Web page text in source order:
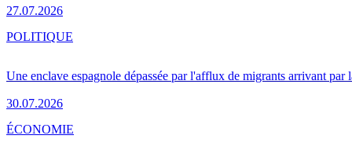
27.07.2026
Une enclave espagnole dépassée par l'afflux de migrants arrivant par
30.07.2026
POLITIQUE
ÉCONOMIE